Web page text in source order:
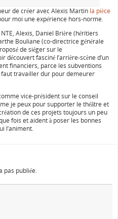
de créer avec Alexis Martin la pièce
moi une expérience hors-norme.
Alexis, Daniel Brière (héritiers
Bouliane (co-directrice générale
de siéger sur le
découvert fasciné l’arrière-scène d’un
financiers, parce les subventions
faut travailler dur pour demeurer
vice-président sur le conseil
je peux pour supporter le théâtre et
de ces projets toujours un peu
fois et aident à poser les bonnes
l’animent.
pas publiée.